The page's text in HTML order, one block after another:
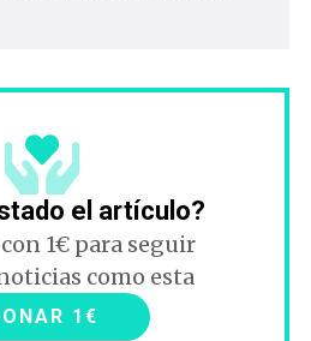
el artículo?
1€ para seguir
como esta
1€